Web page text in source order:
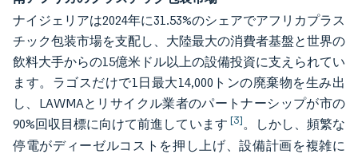
ナイジェリアは2024年に31.53%のシェアでアフリカプラス
チック包装市場を支配し、大陸最大の消費者基盤と世界の
飲料大手からの15億米ドル以上の設備投資に支えられてい
ます。ラゴスだけで1日最大14,000トンの廃棄物を生み出
し、LAWMAとリサイクル業者のパートナーシップが市の
90%回収目標に向けて前進しています [3]。しかし、頻繁な
停電がディーゼルコストを押し上げ、設備計画を複雑に